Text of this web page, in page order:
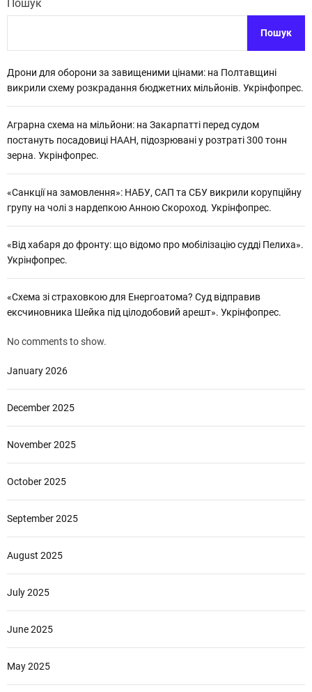
Пошук
Пошук
Дрони для оборони за завищеними цінами: на Полтавщині
викрили схему розкрадання бюджетних мільйонів. Укрінфопрес.
Аграрна схема на мільйони: на Закарпатті перед судом
постануть посадовиці НААН, підозрювані у розтраті 300 тонн
зерна. Укрінфопрес.
«Санкції на замовлення»: НАБУ, САП та СБУ викрили корупційну
групу на чолі з нардепкою Анною Скороход. Укрінфопрес.
«Від хабаря до фронту: що відомо про мобілізацію судді Пелиха».
Укрінфопрес.
«Схема зі страховкою для Енергоатома? Суд відправив
ексчиновника Шейка під цілодобовий арешт». Укрінфопрес.
No comments to show.
January 2026
December 2025
November 2025
October 2025
September 2025
August 2025
July 2025
June 2025
May 2025